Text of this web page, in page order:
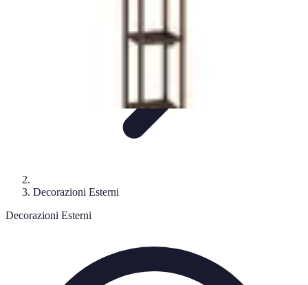
Decorazioni Esterni
Decorazioni Esterni